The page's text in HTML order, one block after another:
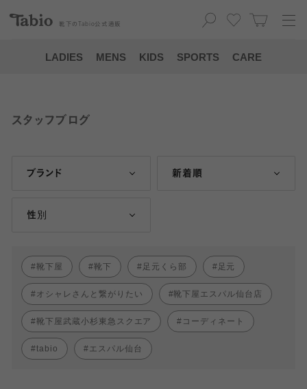
靴下の Tabio 公式通販
LADIES MENS KIDS SPORTS CARE
スタッフブログ
ブランド 新着順
性別
靴下屋 靴下 足元くら部 足元
オシャレさんと繋がりたい 靴下屋エスパル仙台店
靴下屋武蔵小杉東急スクエア コーディネート
tabio エスパル仙台